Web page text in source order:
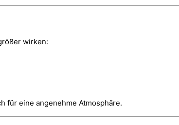
wirken:
für eine angenehme Atmosphäre.